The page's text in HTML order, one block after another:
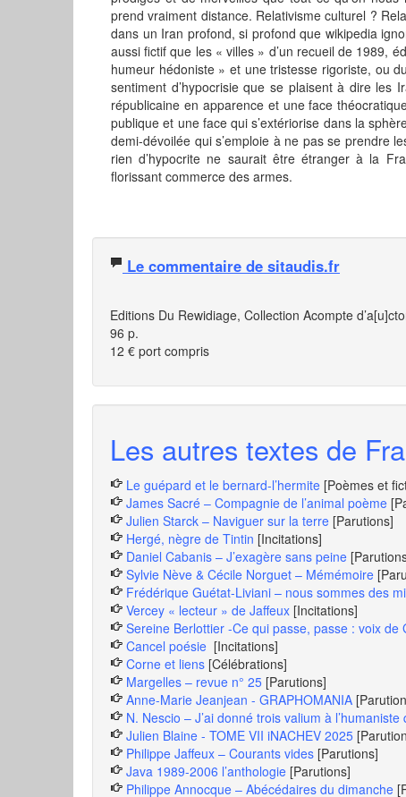
prend vraiment distance. Relativisme culturel ?
dans un Iran profond, si profond que wikipedia
aussi fictif que les « villes » d’un recueil de 1989,
humeur hédoniste » et une tristesse rigoriste, ou
sentiment d’hypocrisie que se plaisent à dire les
républicaine en apparence et une face
publique et une face qui s’extériorise dans la
demi-dévoilée qui s’emploie à ne pas se prendre
rien d’hypocrite ne saurait être étranger à la
florissant commerce des armes.
Le commentaire de sitaudis.fr
Editions Du Rewidiage, Collection Acompte
96 p.
12 € port compris
Les autres textes de
Le guépard et le bernard-l’hermite [Poèmes et
James Sacré – Compagnie de l’animal poème
Julien Starck – Naviguer sur la terre [Parutions]
Hergé, nègre de Tintin [Incitations]
Daniel Cabanis – J’exagère sans peine
Sylvie Nève & Cécile Norguet – Mémémoire
Frédérique Guétat-Liviani – nous sommes des
Vercey « lecteur » de Jaffeux [Incitations]
Sereine Berlottier -Ce qui passe, passe : voix de
Cancel poésie [Incitations]
Corne et liens [Célébrations]
Margelles – revue n° 25 [Parutions]
Anne-Marie Jeanjean - GRAPHOMANIA
N. Nescio – J’ai donné trois valium à
Julien Blaine - TOME VII iNACHEV 2025
Philippe Jaffeux – Courants vides [Parutions]
Java 1989-2006 l’anthologie [Parutions]
Philippe Annocque – Abécédaires du dimanche